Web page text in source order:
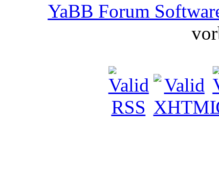
YaBB Forum